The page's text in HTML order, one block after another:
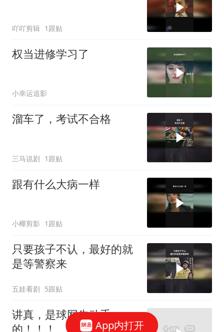
吖吖剪辑 1跟贴
权当进修学习了
小幸运追影
溜车了，考试不合格
三马说剧 1跟贴
跟有什么大病一样
小椰剪影 1跟贴
只要孩子不认，最好的就
是等警察来
五娃看剧 5跟贴
讲真，是球网先动手
的！！！
App内打开